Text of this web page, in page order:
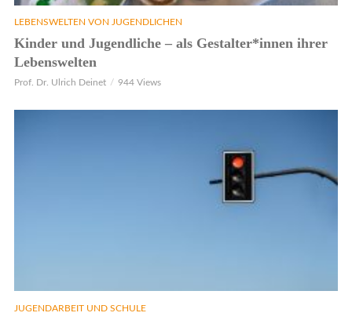
LEBENSWELTEN VON JUGENDLICHEN
Kinder und Jugendliche – als Gestalter*innen ihrer
Lebenswelten
Prof. Dr. Ulrich Deinet 944 Views
JUGENDARBEIT UND SCHULE